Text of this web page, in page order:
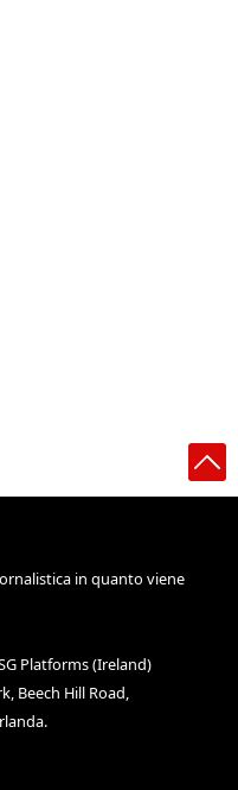
in quanto viene
Platforms (Ireland)
Beech Hill Road,